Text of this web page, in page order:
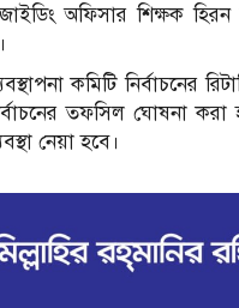
অফিসার শিক্ষক
কমিটি নির্বাচনের
তফসিল ঘোষনা করা
নেয়া হবে।